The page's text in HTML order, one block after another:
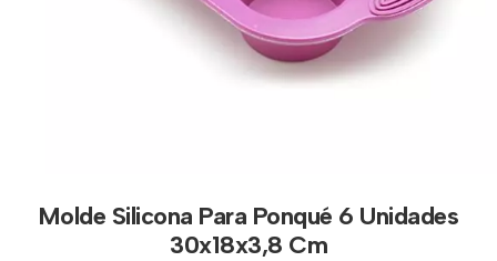
Molde Silicona Para Ponqué 6 Unidades
30x18x3,8 Cm